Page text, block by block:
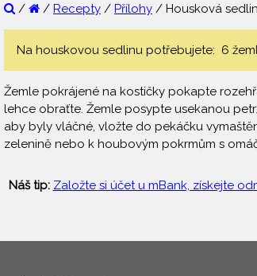
/ / Recepty / Přílohy / Housková
Na houskovou sedlinu potřebujete: 6
Žemle pokrájené na kostičky pokapte
lehce obraťte. Žemle posypte usekanou
aby byly vláčné, vložte do pekáčku
zelenině nebo k houbovým pokrmům s
Náš tip: Založte si účet u mBank, získejte